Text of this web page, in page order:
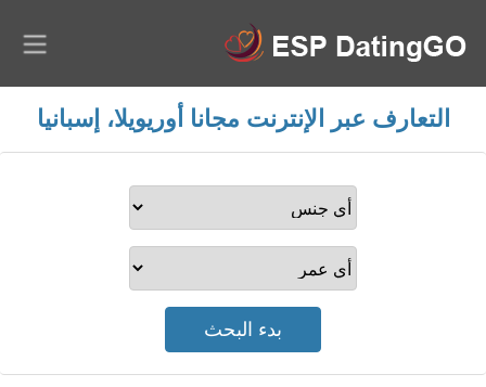
التعارف عبر الإنترنت مجانا أوريويلا، إسبانيا